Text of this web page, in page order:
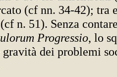
(cf nn. 34-42); tra
n. 51). Senza
Progressio, lo
gravità dei problemi